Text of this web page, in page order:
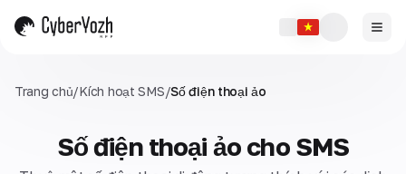
Trang chủ/Kích hoạt SMS/Số điện thoại ảo
Số điện thoại ảo cho SMS